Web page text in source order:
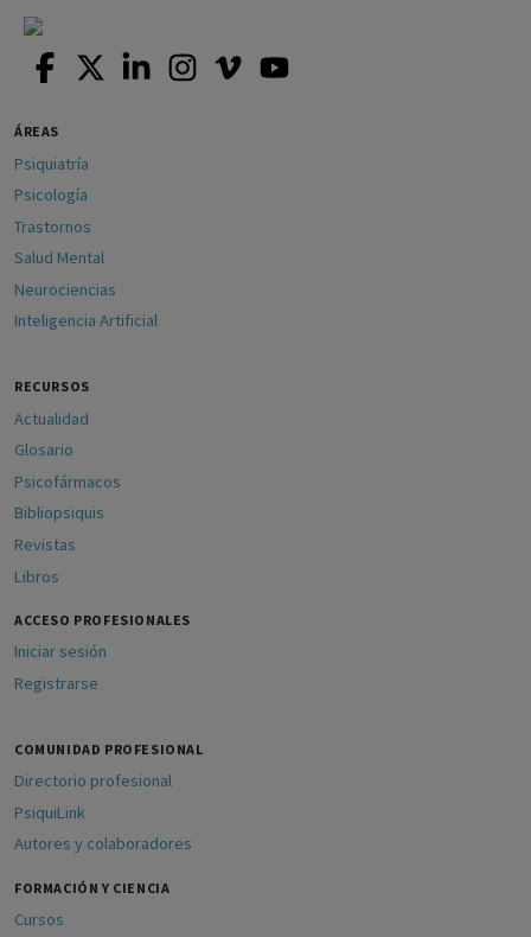
ÁREAS
Psiquiatría
Psicología
Trastornos
Salud Mental
Neurociencias
Inteligencia Artificial
RECURSOS
Actualidad
Glosario
Psicofármacos
Bibliopsiquis
Revistas
Libros
ACCESO PROFESIONALES
Iniciar sesión
Registrarse
COMUNIDAD PROFESIONAL
Directorio profesional
PsiquiLink
Autores y colaboradores
FORMACIÓN Y CIENCIA
Cursos